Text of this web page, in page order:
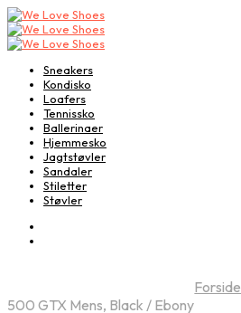
Sneakers
Kondisko
Loafers
Tennissko
Ballerinaer
Hjemmesko
Jagtstøvler
Sandaler
Stiletter
Støvler
Forside
500 GTX Mens, Black / Ebony